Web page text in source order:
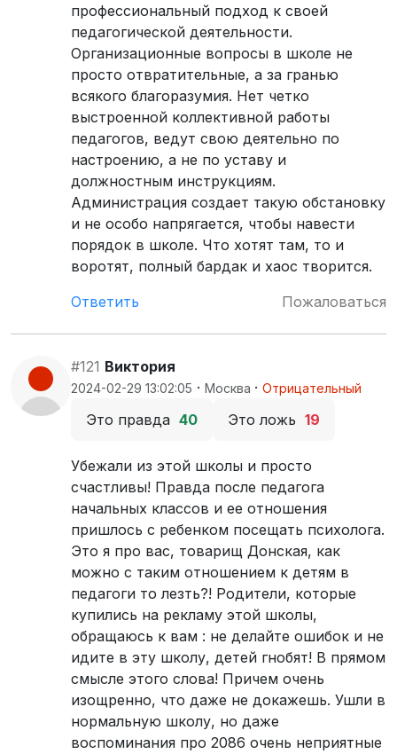
профессиональный подход к своей
педагогической деятельности.
Организационные вопросы в школе не
просто отвратительные, а за гранью
всякого благоразумия. Нет четко
выстроенной коллективной работы
педагогов, ведут свою деятельно по
настроению, а не по уставу и
должностным инструкциям.
Администрация создает такую обстановку
и не особо напрягается, чтобы навести
порядок в школе. Что хотят там, то и
воротят, полный бардак и хаос творится.
Ответить
Пожаловаться
#121 Виктория
2024-02-29 13:02:05 · Москва · Отрицательный
Это правда 40 Это ложь 19
Убежали из этой школы и просто
счастливы! Правда после педагога
начальных классов и ее отношения
пришлось с ребенком посещать психолога.
Это я про вас, товарищ Донская, как
можно с таким отношением к детям в
педагоги то лезть?! Родители, которые
купились на рекламу этой школы,
обращаюсь к вам : не делайте ошибок и не
идите в эту школу, детей гнобят! В прямом
смысле этого слова! Причем очень
изощренно, что даже не докажешь. Ушли в
нормальную школу, но даже
воспоминания про 2086 очень неприятные